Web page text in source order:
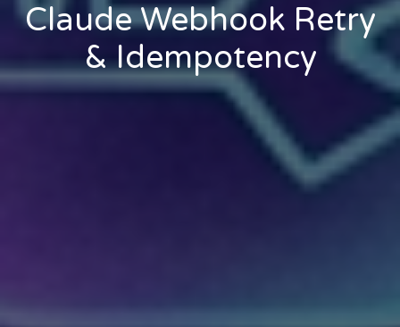
Claude Webhook Retry
& Idempotency